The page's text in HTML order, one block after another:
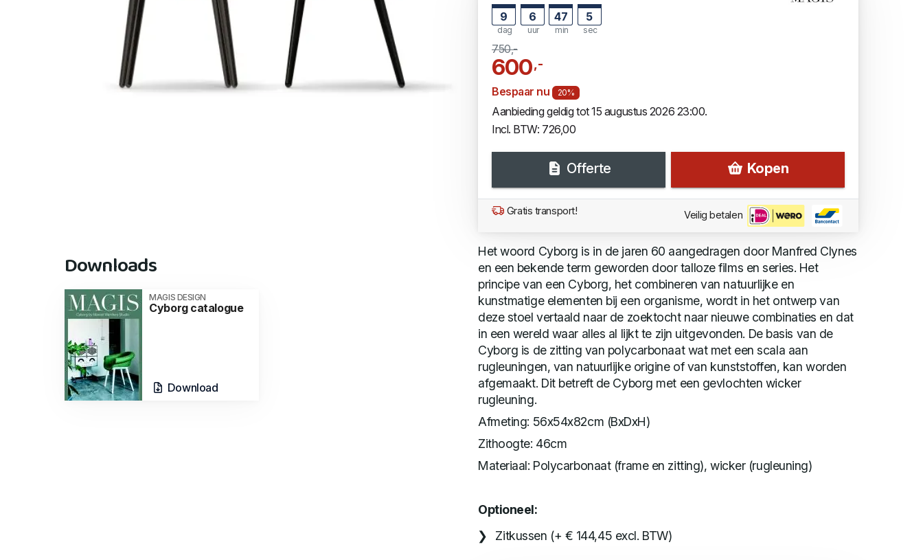
9
dag
6
uur
47
min
5
sec
750,-
600,-
Bespaar nu 20%
Aanbieding geldig tot 15 augustus 2026 23:00.
Incl. BTW: 726,00
Offerte Kopen
Gratis transport! Veilig betalen
Downloads
MAGIS DESIGN
Cyborg catalogue
Download
Het woord Cyborg is in de jaren 60 aangedragen door Manfred Clynes
en een bekende term geworden door talloze films en series. Het
principe van een Cyborg, het combineren van natuurlijke en
kunstmatige elementen bij een organisme, wordt in het ontwerp van
deze stoel vertaald naar de zoektocht naar nieuwe combinaties en dat
in een wereld waar alles al lijkt te zijn uitgevonden. De basis van de
Cyborg is de zitting van polycarbonaat wat met een scala aan
rugleuningen, van natuurlijke origine of van kunststoffen, kan worden
afgemaakt. Dit betreft de Cyborg met een gevlochten wicker
rugleuning.
Afmeting: 56x54x82cm (BxDxH)
Zithoogte: 46cm
Materiaal: Polycarbonaat (frame en zitting), wicker (rugleuning)
Optioneel:
Zitkussen (+ € 144,45 excl. BTW)